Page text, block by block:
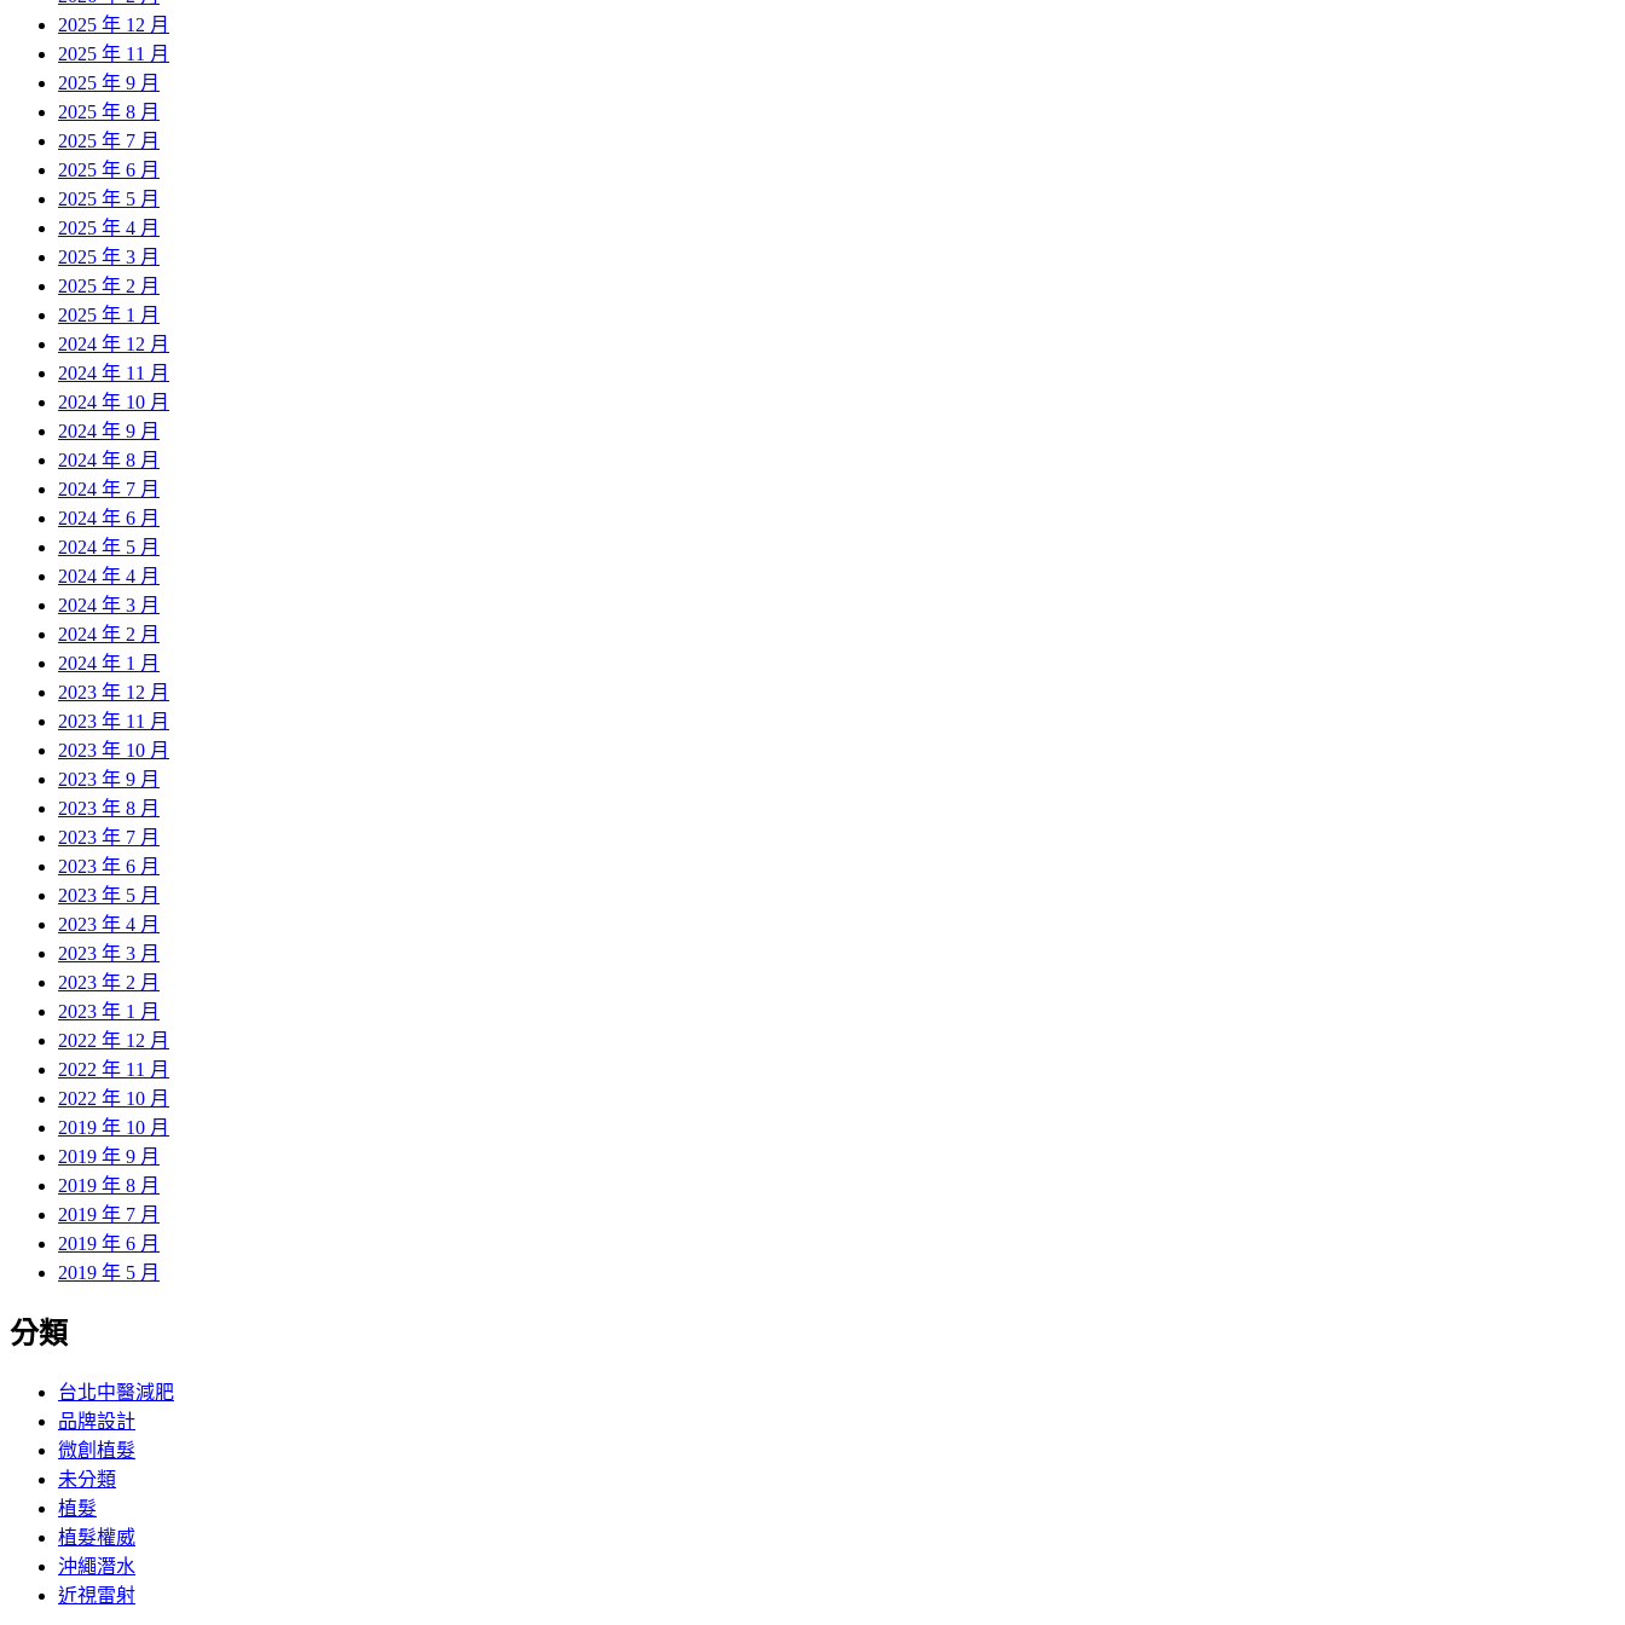
2025 年 12 月
2025 年 11 月
2025 年 9 月
2025 年 8 月
2025 年 7 月
2025 年 6 月
2025 年 5 月
2025 年 4 月
2025 年 3 月
2025 年 2 月
2025 年 1 月
2024 年 12 月
2024 年 11 月
2024 年 10 月
2024 年 9 月
2024 年 8 月
2024 年 7 月
2024 年 6 月
2024 年 5 月
2024 年 4 月
2024 年 3 月
2024 年 2 月
2024 年 1 月
2023 年 12 月
2023 年 11 月
2023 年 10 月
2023 年 9 月
2023 年 8 月
2023 年 7 月
2023 年 6 月
2023 年 5 月
2023 年 4 月
2023 年 3 月
2023 年 2 月
2023 年 1 月
2022 年 12 月
2022 年 11 月
2022 年 10 月
2019 年 10 月
2019 年 9 月
2019 年 8 月
2019 年 7 月
2019 年 6 月
2019 年 5 月
分類
台北中醫減肥
品牌設計
微創植髮
未分類
植髮
植髮權威
沖繩潛水
近視雷射